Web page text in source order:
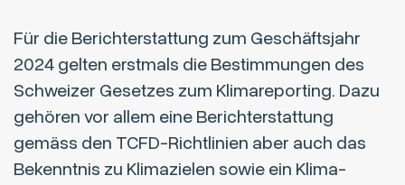
Für die Berichterstattung zum Geschäftsjahr
2024 gelten erstmals die Bestimmungen des
Schweizer Gesetzes zum Klimareporting. Dazu
gehören vor allem eine Berichterstattung
gemäss den TCFD-Richtlinien aber auch das
Bekenntnis zu Klimazielen sowie ein Klima-